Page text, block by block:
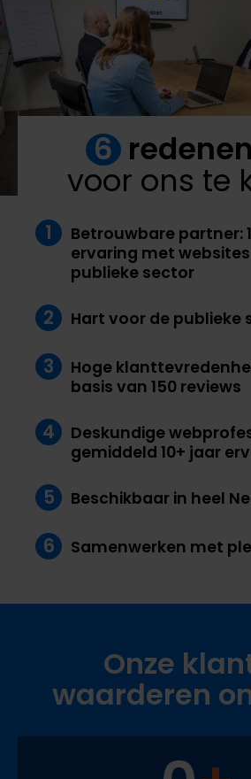
6redenen
voor ons te
1
Betrouwbare partner:
ervaring met
publieke sector
2 Hart voor de publieke
3
Hoge
basis van 150 reviews
4
Deskundige
gemiddeld 10+ jaar
5 Beschikbaar in heel
6 Samenwerken met
Onze
waarderen